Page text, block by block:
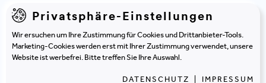
KONTAKT
Privatsphäre-Einstellungen
Wir ersuchen um Ihre Zustimmung für Cookies und Drittanbieter-Tools.
Marketing-Cookies werden erst mit Ihrer Zustimmung verwendet, unsere
Website ist werbefrei. Bitte treffen Sie Ihre Auswahl.
DATENSCHUTZ IMPRESSUM